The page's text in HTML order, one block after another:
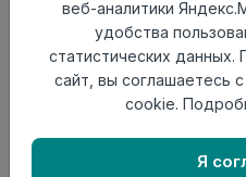
Толщина
8,5
Поверхность матовая
Страна
происхождения
Россия
комплекта
веб-аналитики
удобства
статистических
сайт, вы соглашаетесь
cookie.
Я